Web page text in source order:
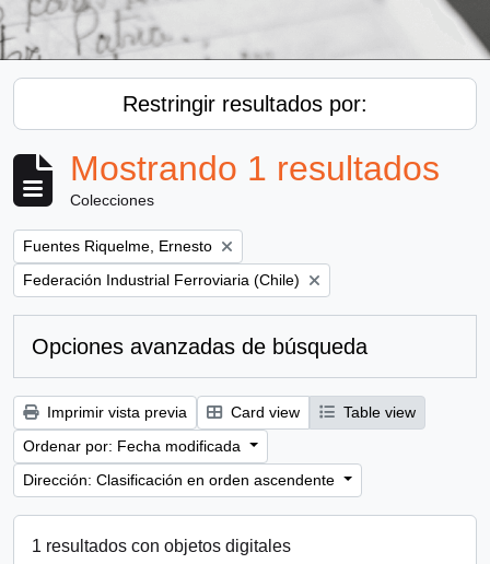
Restringir resultados por:
Mostrando 1 resultados
Colecciones
Remove filter:
Fuentes Riquelme, Ernesto
Remove filter:
Federación Industrial Ferroviaria (Chile)
Opciones avanzadas de búsqueda
Imprimir vista previa Card view
Table view
Ordenar por: Fecha modificada
Dirección: Clasificación en orden ascendente
1 resultados con objetos digitales